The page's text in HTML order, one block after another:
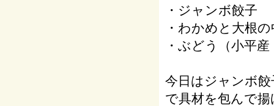
・ジャンボ餃子
・わかめと大根
・ぶどう（小平
今日はジャンボ
で具材を包んで